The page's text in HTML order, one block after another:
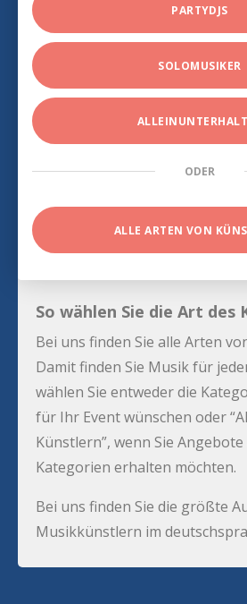
PARTYDJS
SOLOMUSIKER
ODER
ALLE ARTEN VON
So wählen Sie die Art des
Bei uns finden Sie alle Arten
Damit finden Sie Musik für
wählen Sie entweder die
für Ihr Event wünschen oder
Künstlern”, wenn Sie
Kategorien erhalten möchten.
Bei uns finden Sie die größte
Musikkünstlern im